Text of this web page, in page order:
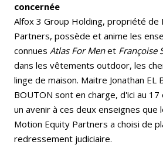
concernée
Alfox 3 Group Holding, propriété de
Partners, possède et anime les
connues Atlas For Menet Françoise
dans les vêtements outdoor, les
linge de maison. Maitre Jonathan EL
BOUTON sont en charge, d'ici au
un avenir à ces deux enseignes que
Motion Equity Partners a choisi de
redressement judiciaire.